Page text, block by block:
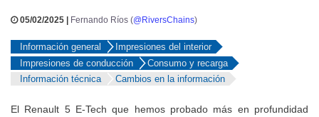
05/02/2025 | Fernando Ríos (@RiversChains)
Información general
Impresiones del interior
Impresiones de conducción
Consumo y recarga
Información técnica
Cambios en la información
El Renault 5 E-Tech que hemos probado más en profundidad